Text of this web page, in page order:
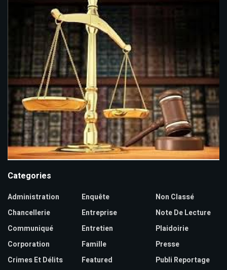
Categories
Administration
Chancellerie
Communiqué
Corporation
Crimes Et Délits
Enquête
Entreprise
Entretien
Famille
Featured
Non Classé
Note De Lecture
Plaidoirie
Presse
Publi Reportage